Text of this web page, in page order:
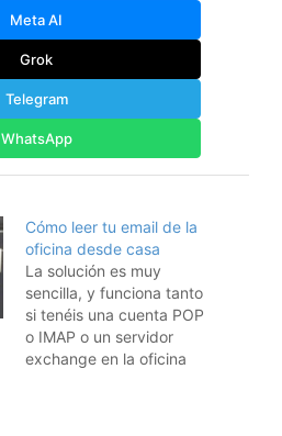
Meta AI
Grok
Telegram
WhatsApp
Cómo leer tu email de la
oficina desde casa
La solución es muy
sencilla, y funciona tanto
si tenéis una cuenta POP
o IMAP o un servidor
exchange en la oficina